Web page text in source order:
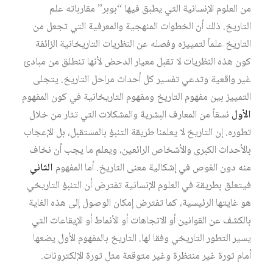
من العلوم الإنسانية التي يطبق فيها “بوبر” مقارباته علم
التاريخ. ذلك أن الخطوات المنهجية والمعرفية التي تجعل من
التاريخ علماً لتمييزه وفصله عن النظريات التاريخانية الزائفة
كون هذه النظريات لا تقبل معيار الدحض لأنها تنطلق من مبادئ
غير واقعية وتدعي تفسير كل أحداث مراحل التاريخ. يتجلى
التمييز بين مفهوم التاريخ ومفهوم التاريخانية في كون المفهوم
الأول نسقاً من المعارف البشرية والمشكلات التي تثار من خلال
تطوره. إن التاريخ لا يعلمنا طريقة التنبؤ بالمستقبل، بل الإعجاب
بالأحداث الكبرى والأشخاص الرائعين، ويعلم ما يجب أن نخاف
منه دون الغوص في إشكالية معنى التاريخ. أما المفهوم الثاني
فيتعلق بطريقة في العلوم الإنسانية تفترض أن التنبؤ التاريخي
هو غايتها الرئيسية، كما تفترض إمكان الوصول إلى هذه الغاية
بالكشف عن القوانين أو الاتجاهات أو الأنماط أو الإيقاعات التي
يسير التطور التاريخي وفقا لها. التاريخ بالمفهوم الأول يضعها
أمام ثورة غير منتظرة وغير متوقعة مثل ثورة الإلكترونات.